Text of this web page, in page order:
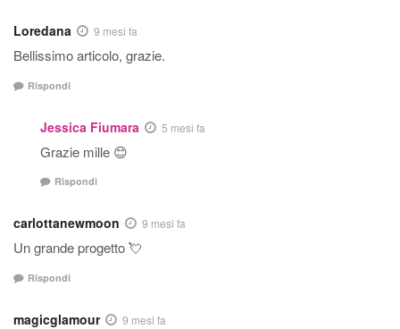
Loredana 9 mesi fa
Bellissimo articolo, grazie.
Rispondi
Jessica Fiumara 5 mesi fa
Grazie mille 😊
Rispondi
carlottanewmoon 9 mesi fa
Un grande progetto 💘
Rispondi
magicglamour 9 mesi fa